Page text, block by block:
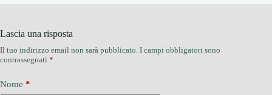
Lascia una risposta
Il tuo indirizzo email non sarà pubblicato. I campi obbligatori sono
contrassegnati *
Nome *